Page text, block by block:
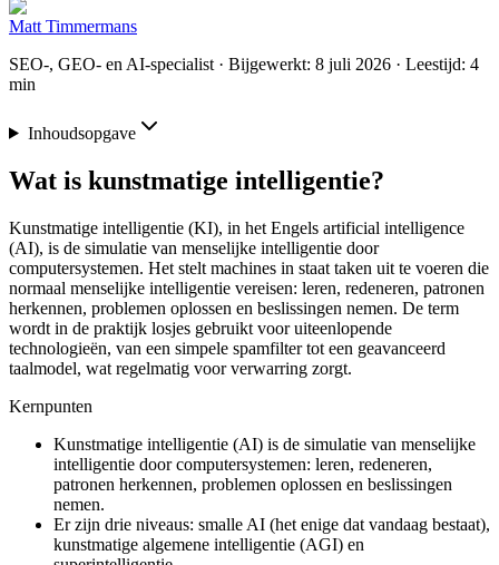
Matt Timmermans
SEO-, GEO- en AI-specialist · Bijgewerkt: 8 juli 2026 · Leestijd: 4
min
Inhoudsopgave
Wat is kunstmatige intelligentie?
Kunstmatige intelligentie (KI), in het Engels artificial intelligence
(AI), is de simulatie van menselijke intelligentie door
computersystemen. Het stelt machines in staat taken uit te voeren die
normaal menselijke intelligentie vereisen: leren, redeneren, patronen
herkennen, problemen oplossen en beslissingen nemen. De term
wordt in de praktijk losjes gebruikt voor uiteenlopende
technologieën, van een simpele spamfilter tot een geavanceerd
taalmodel, wat regelmatig voor verwarring zorgt.
Kernpunten
Kunstmatige intelligentie (AI) is de simulatie van menselijke
intelligentie door computersystemen: leren, redeneren,
patronen herkennen, problemen oplossen en beslissingen
nemen.
Er zijn drie niveaus: smalle AI (het enige dat vandaag bestaat),
kunstmatige algemene intelligentie (AGI) en